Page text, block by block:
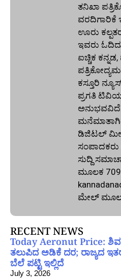
ತನಿಖಾ
ವರದಿಗಾರಿಕೆ
ಊರು
ಇವರು
ಐಚ್ಚಿಕ
ಕಸ್ತೂರಿ
ಪ್ರಗತಿ
ಡಿಜಿಟಲ್‌
ಸುದ್ದಿ
ಮೂಲಕ
ಮೇಲ್‌
RECENT NEWS
Today Aeronut Price:
ತಲುಪಿದ ಅಡಿಕೆ ದರ; ರಾಜ್ಯದ
ಬೆಲೆ ಪಟ್ಟಿ ಇಲ್ಲಿದೆ
July 3, 2026